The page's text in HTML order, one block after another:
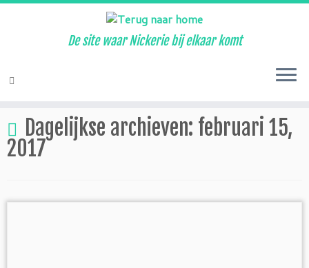
Ga
De site waar Nickerie bij elkaar komt
Dagelijkse archieven: februari 15,
2017